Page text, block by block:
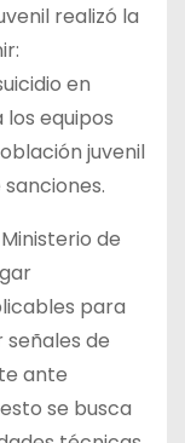
realizó la
en
los equipos
juvenil
de
para
de
ante
se busca